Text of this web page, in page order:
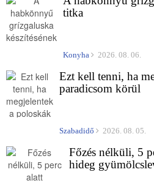
titka
Konyha 2026. 08. 06.
Ezt kell tenni, ha
paradicsom körül
Szabadidő 2026. 08. 05.
Főzés nélküli, 5
hideg